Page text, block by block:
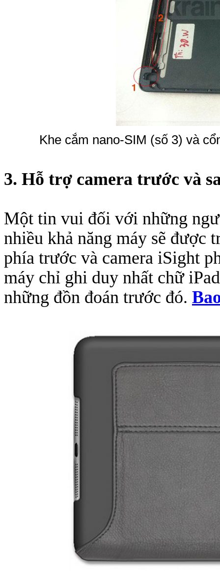
Bao da
Khe cắm nano-SIM (số 3) và
3. Hỗ trợ camera trước và
Một tin vui đối với những
nhiều khả năng máy sẽ được
phía trước và camera iSight
máy chỉ ghi duy nhất chữ
những đồn đoán trước đó.